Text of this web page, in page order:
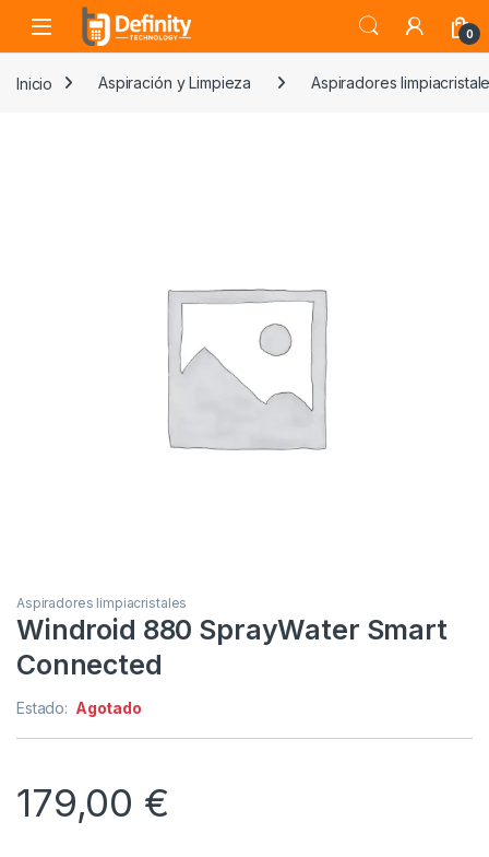
Skip to navigation
Skip to content
Open 0
Inicio Aspiración y Limpieza Aspiradores
Aspiradores limpiacristales
Windroid 880 SprayWater Smart
Connected
Estado: Agotado
179,00 €